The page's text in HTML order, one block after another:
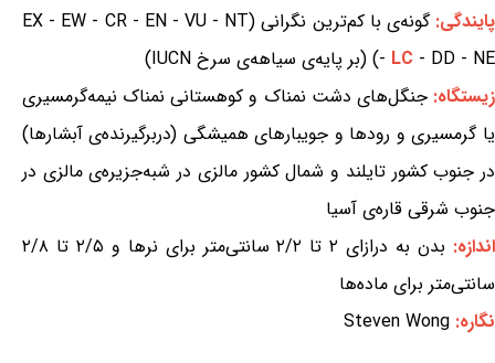
پایندگی:
گونه‌ی با کم‌ترین نگرانی (EX - EW - CR - EN - VU - NT
- LC - DD - NE) (بر پایه‌ی سیاهه‌ی سرخ IUCN)
زیستگاه:جنگل‌های دشت نمناک و کوهستانی نمناک نیمه‌گرمسیری
یا گرمسیری و رودها و جویبارهای همیشگی (دربرگیرنده‌ی آبشارها)
در جنوب کشور تایلند و شمال کشور مالزی در شبه‌جزیره‌ی مالزی در
جنوب شرقی قاره‌ی آسیا
اندازه:
بدن به درازای ۲ تا ۲/۲ سانتی‌متر برای نرها و ۲/۵ تا ۲/۸
سانتی‌متر برای ماده‌ها
نگاره: Steven Wong